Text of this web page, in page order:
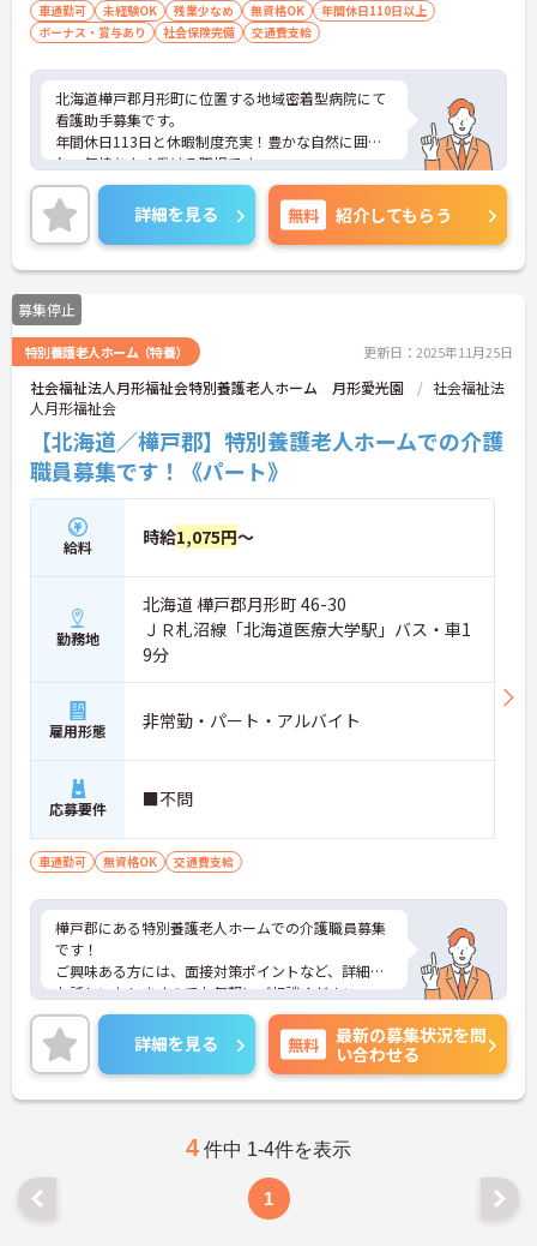
車通勤可 未経験OK 残業少なめ 無資格OK
年間休日110日以上
ボーナス・賞与あり
社会保険完備 交通費支給
北海道樺戸郡月形町に位置する地域密着型病院にて
看護助手募集です。
年間休日113日と休暇制度充実！豊かな自然に囲ま
れ、気持ちよく働ける職場です。
ご興味のある方には、面接対策ポイントなど、さら
に詳細をお話いたしますので、お気軽にご相談くだ
さい。
詳細を見る 無料 紹介してもらう
募集停止
特別養護老人ホーム（特養） 更新日：2025年11月25日
社会福祉法人月形福祉会特別養護老人ホーム 月形愛光園
社会福祉法
人月形福祉会
【北海道／樺戸郡】特別養護老人ホームでの介護
職員募集です！《パート》
給料 時給1,075円～
勤務地
北海道 樺戸郡月形町 46-30
ＪＲ札沼線「北海道医療大学駅」バス・車1
9分
雇用形態 非常勤・パート・アルバイト
応募要件 ■不問
車通勤可 無資格OK 交通費支給
樺戸郡にある特別養護老人ホームでの介護職員募集
です！
ご興味ある方には、面接対策ポイントなど、詳細を
お話しいたしますのでお気軽にご相談ください。
詳細を見る 無料
最新の募集状況を問
い合わせる
4 件中 1-4件を表示
1